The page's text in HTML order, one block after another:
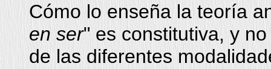
Cómo lo enseña la teoría
en ser" es constitutiva, y
de las diferentes